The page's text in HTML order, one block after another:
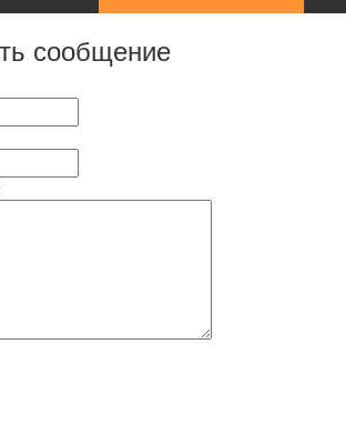
сообщение